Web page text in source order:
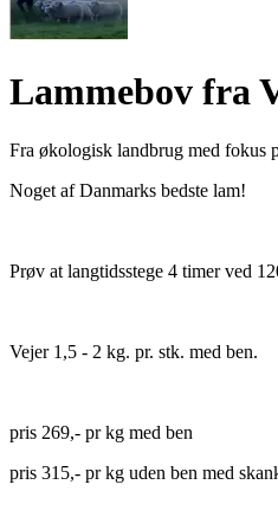
Lammebov fra
Fra økologisk landbrug med
Noget af Danmarks bedste lam!
Prøv at langtidsstege 4 timer ved
Vejer 1,5 - 2 kg. pr. stk. med ben.
pris 269,- pr kg med ben
pris 315,- pr kg uden ben med